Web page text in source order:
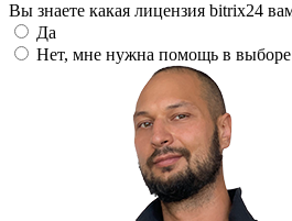
Вы знаете какая лицензия bitrix24
Да
Нет, мне нужна помощь в выборе